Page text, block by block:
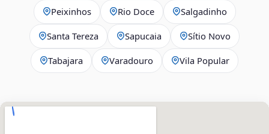
Peixinhos Rio Doce Salgadinho
Santa Tereza Sapucaia Sítio Novo
Tabajara Varadouro Vila Popular